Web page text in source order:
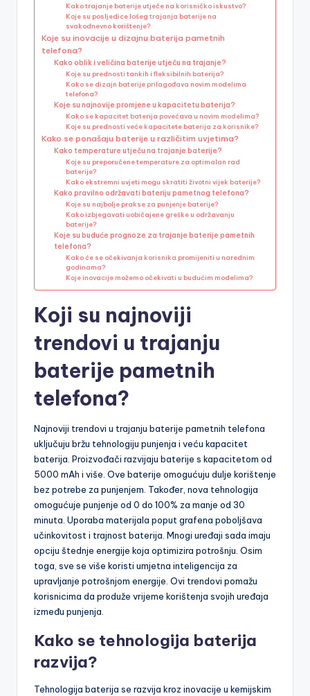
Kako trajanje baterije utječe na korisničko iskustvo?
Koje su posljedice lošeg trajanja baterije na
svakodnevno korištenje?
Koje su inovacije u dizajnu baterija pametnih
telefona?
Kako oblik i veličina baterije utječu na trajanje?
Koje su prednosti tankih i fleksibilnih baterija?
Kako se dizajn baterije prilagođava novim modelima
telefona?
Koje su najnovije promjene u kapacitetu baterija?
Kako se kapacitet baterija povećava u novim modelima?
Koje su prednosti veće kapacitete baterija za korisnike?
Kako se ponašaju baterije u različitim uvjetima?
Kako temperature utječu na trajanje baterije?
Koje su preporučene temperature za optimalan rad
baterije?
Kako ekstremni uvjeti mogu skratiti životni vijek baterije?
Kako pravilno održavati bateriju pametnog telefona?
Koje su najbolje prakse za punjenje baterije?
Kako izbjegavati uobičajene greške u održavanju
baterije?
Koje su buduće prognoze za trajanje baterije pametnih
telefona?
Kako će se očekivanja korisnika promijeniti u narednim
godinama?
Koje inovacije možemo očekivati u budućim modelima?
Koji su najnoviji
trendovi u trajanju
baterije pametnih
telefona?
Najnoviji trendovi u trajanju baterije pametnih telefona
uključuju bržu tehnologiju punjenja i veću kapacitet
baterija. Proizvođači razvijaju baterije s kapacitetom od
5000 mAh i više. Ove baterije omogućuju dulje korištenje
bez potrebe za punjenjem. Također, nova tehnologija
omogućuje punjenje od 0 do 100% za manje od 30
minuta. Uporaba materijala poput grafena poboljšava
učinkovitost i trajnost baterija. Mnogi uređaji sada imaju
opciju štednje energije koja optimizira potrošnju. Osim
toga, sve se više koristi umjetna inteligencija za
upravljanje potrošnjom energije. Ovi trendovi pomažu
korisnicima da produže vrijeme korištenja svojih uređaja
između punjenja.
Kako se tehnologija baterija
razvija?
Tehnologija baterija se razvija kroz inovacije u kemijskim